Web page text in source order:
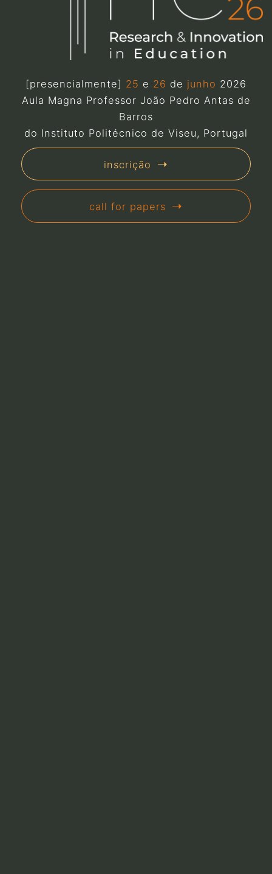
[presencialmente] 25 e 26 de junho 2026
Aula Magna Professor João Pedro Antas de
Barros
do Instituto Politécnico de Viseu, Portugal
inscrição
call for papers